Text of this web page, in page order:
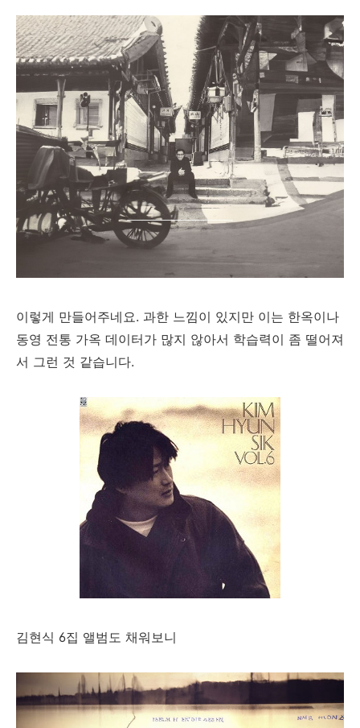
이렇게 만들어주네요. 과한 느낌이 있지만 이는 한옥이나
동영 전통 가옥 데이터가 많지 않아서 학습력이 좀 떨어져
서 그런 것 같습니다.
김현식 6집 앨범도 채워보니